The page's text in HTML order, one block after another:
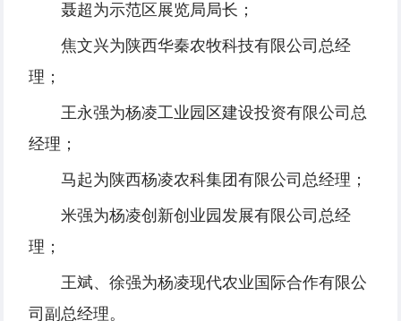
聂超为示范区展览局局长；
焦文兴为陕西华秦农牧科技有限公司总经
理；
王永强为杨凌工业园区建设投资有限公司总
经理；
马起为陕西杨凌农科集团有限公司总经理；
米强为杨凌创新创业园发展有限公司总经
理；
王斌、徐强为杨凌现代农业国际合作有限公
司副总经理。